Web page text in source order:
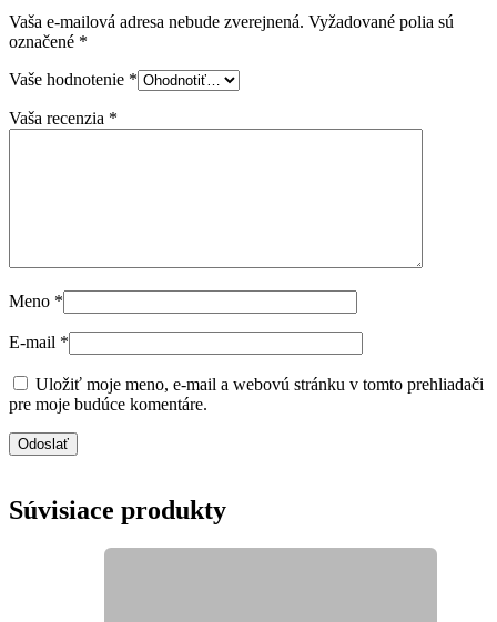
Vaša e-mailová adresa nebude zverejnená. Vyžadované polia sú
označené *
Vaše hodnotenie *
Vaša recenzia *
Meno *
E-mail *
Uložiť moje meno, e-mail a webovú stránku v tomto prehliadači
pre moje budúce komentáre.
Súvisiace produkty